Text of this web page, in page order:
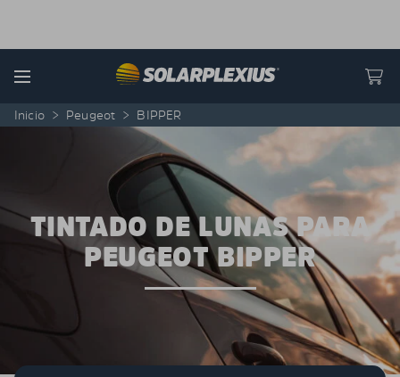
Menu
Inicio > Peugeot > BIPPER
TINTADO DE LUNAS PARA
PEUGEOT BIPPER